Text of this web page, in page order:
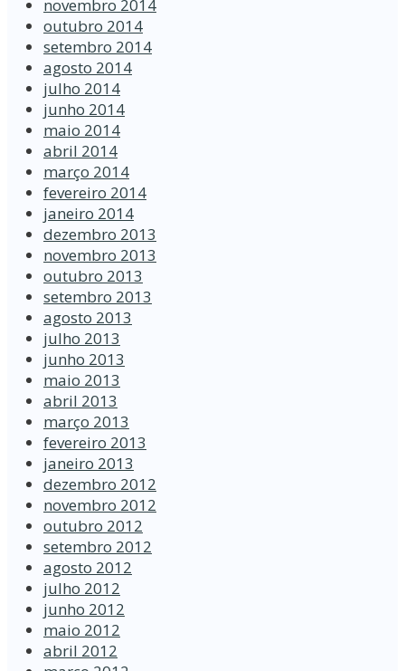
novembro 2014
outubro 2014
setembro 2014
agosto 2014
julho 2014
junho 2014
maio 2014
abril 2014
março 2014
fevereiro 2014
janeiro 2014
dezembro 2013
novembro 2013
outubro 2013
setembro 2013
agosto 2013
julho 2013
junho 2013
maio 2013
abril 2013
março 2013
fevereiro 2013
janeiro 2013
dezembro 2012
novembro 2012
outubro 2012
setembro 2012
agosto 2012
julho 2012
junho 2012
maio 2012
abril 2012